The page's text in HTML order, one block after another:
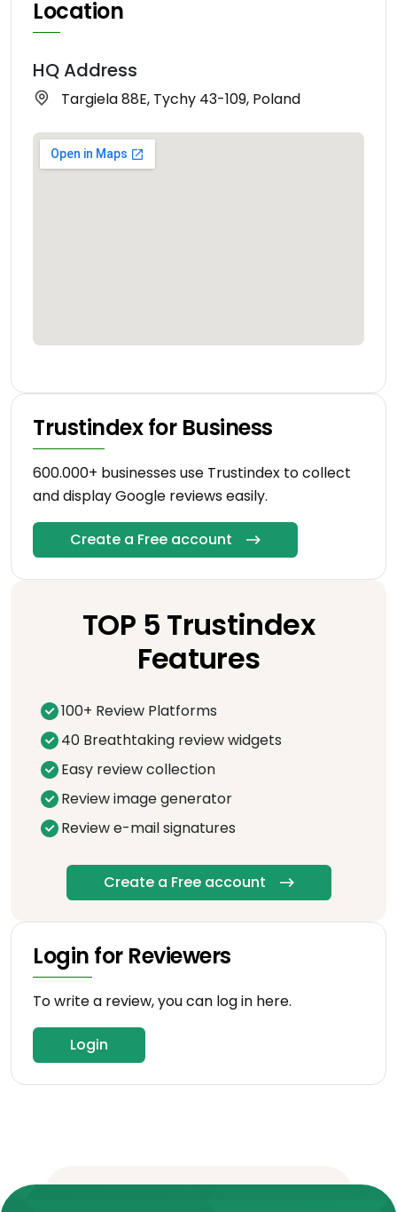
Location
HQ Address
Targiela 88E, Tychy 43-109, Poland
Trustindex for Business
600.000+ businesses use Trustindex to collect
and display Google reviews easily.
Create a Free account
TOP 5 Trustindex
Features
100+ Review Platforms
40 Breathtaking review widgets
Easy review collection
Review image generator
Review e-mail signatures
Create a Free account
Login for Reviewers
To write a review, you can log in here.
Login